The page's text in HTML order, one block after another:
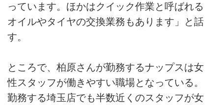
っています。ほかはクイック作業と呼ばれる
オイルやタイヤの交換業務もあります」と話
す。
ところで、柏原さんが勤務するナップスは女
性スタッフが働きやすい職場となっている。
勤務する埼玉店でも半数近くのスタッフが女